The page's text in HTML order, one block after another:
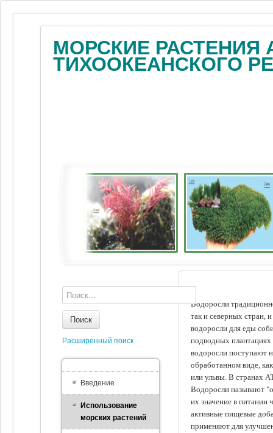
МОРСКИЕ РАСТЕНИЯ
ТИХООКЕАНСКОГО
Водоросли
так и северных стран,
водоросли для еды
подводных
водоросли поступают
обработанном виде,
или ульвы. В странах
Водоросли называют
их значение в питании
активные пищевые
применяют для
Поиск
Расширенный поиск
Введение
Использование
морских растений